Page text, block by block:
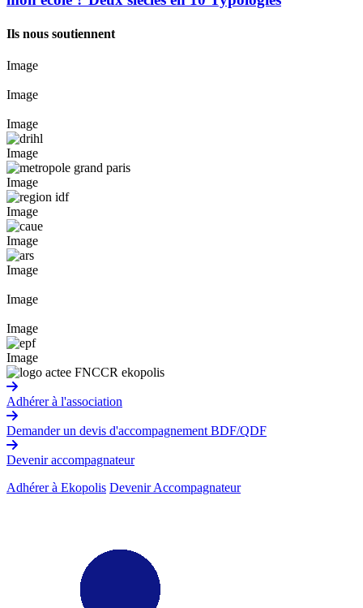
Ils nous soutiennent
Image
Image
Image
Image
Image
Image
Image
Image
Image
Image
Image
Adhérer à l'association
Demander un devis d'accompagnement BDF/QDF
Devenir accompagnateur
Adhérer à Ekopolis Devenir Accompagnateur